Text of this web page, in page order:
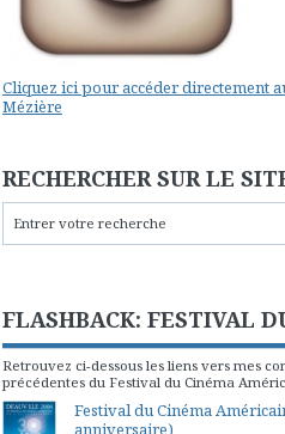
Cliquez ici pour accéder directement
Mézière
RECHERCHER SUR LE
FLASHBACK: FESTIVAL
Retrouvez ci-dessous les liens vers mes
précédentes du Festival du Cinéma
Festival du Cinéma
anniversaire)